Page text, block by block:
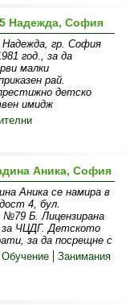
5 Надежда, София
гр. София
год., за да
малки
рай.
детско
имидж
Аника, София
Аника се намира в
4, бул.
№79 Б. Лицензирана
ЧЦДГ. Детското
за да посрещне с
Обучение Занимания